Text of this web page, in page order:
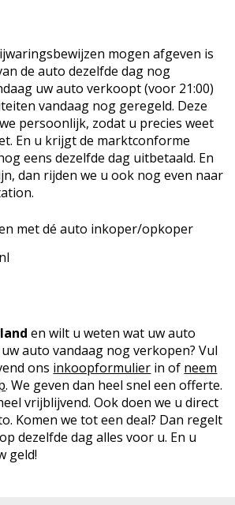
mogen afgeven is
de auto dezelfde dag nog
uw auto verkoopt (voor 21:00)
vandaag nog geregeld. Deze
persoonlijk, zodat u precies weet
En u krijgt de marktconforme
eens dezelfde dag uitbetaald. En
dan rijden we u ook nog even naar
met dé auto inkoper/opkoper
en wilt u weten wat uw auto
auto vandaag nog verkopen? Vul
ons inkoopformulier in of neem
. We geven dan heel snel een offerte.
vrijblijvend. Ook doen we u direct
Komen we tot een deal? Dan regelt
dezelfde dag alles voor u. En u
geld!